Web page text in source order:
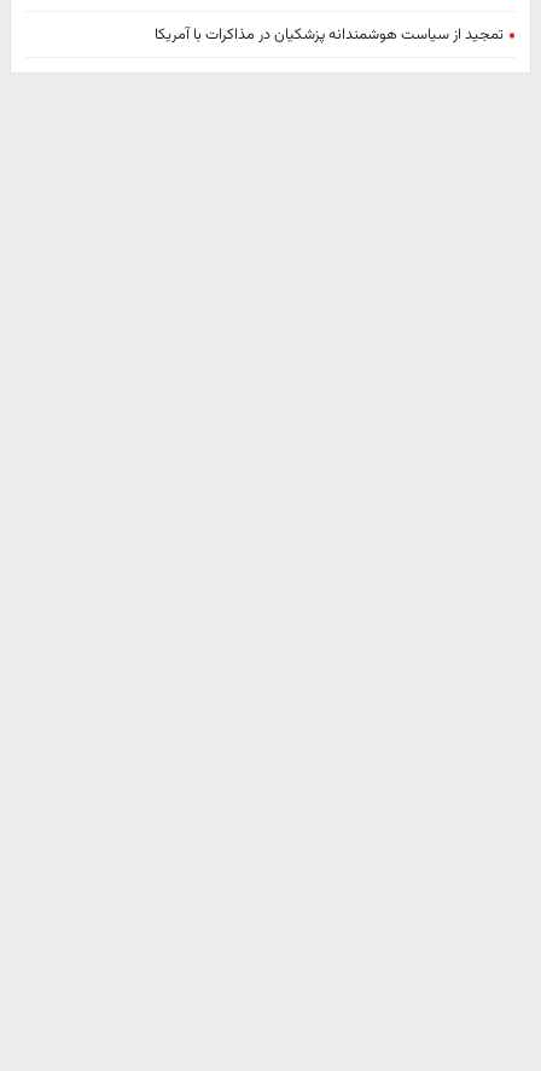
تمجید از سیاست هوشمندانه پزشکیان در مذاکرات با آمریکا